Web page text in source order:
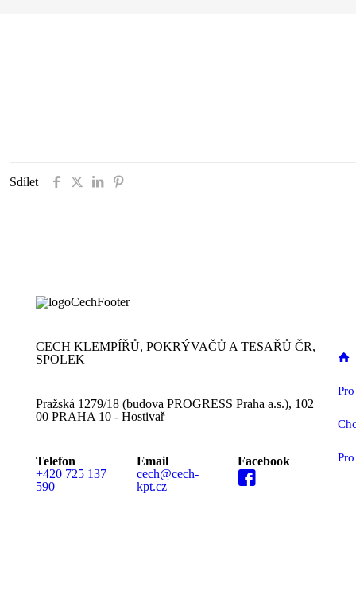
Sdílet
CECH KLEMPÍŘŮ, POKRÝVAČŮ A TESAŘŮ ČR,
SPOLEK
Pražská 1279/18 (budova PROGRESS Praha a.s.), 102
00 PRAHA 10 - Hostivař
Telefon
+420 725 137
590
Email
cech@cech-
kpt.cz
Facebook